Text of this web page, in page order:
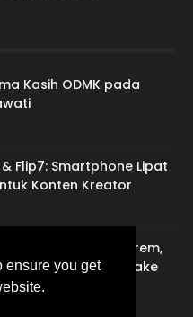
ensure you get
Kasih ODMK pada
Flip7: Smartphone Lipat
Konten Kreator
Jawa: Suarane Marem,
lan Nentremake